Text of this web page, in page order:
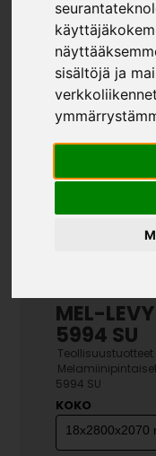
sisältöjä ja
MEL-
5994 SU
Teollisuustuotteet
5994 SU
KOKO